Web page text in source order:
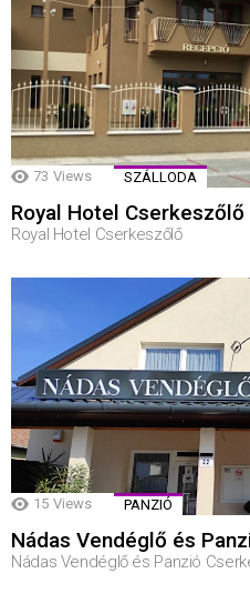
73 Views SZÁLLODA
Royal Hotel Cserkeszőlő
Royal Hotel Cserkeszőlő
15 Views PANZIÓ
Nádas Vendéglő és
Nádas Vendéglő és Panzió